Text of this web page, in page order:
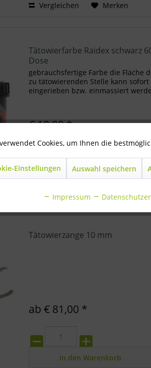
Vergleichen
Merken
Tätowierfarbe Raidex schwarz
Dose
gebrauchsfertige Farbe die Fläche
zu tätowierenden Stelle kann sofort
eingerieben bzw. einmassiert
€ 18,00 *
In den Warenkorb
Tätowierzange 10 mm
ab € 81,00 *
In den Warenkorb
Cookies, um Ihnen die
Einstellungen Auswahl speichern
Impressum